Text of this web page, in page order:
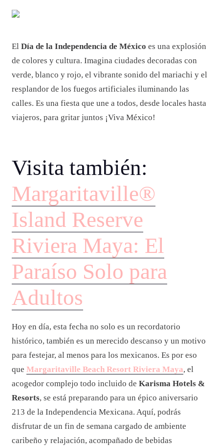
El Día de la Independencia de México es una explosión
de colores y cultura. Imagina ciudades decoradas con
verde, blanco y rojo, el vibrante sonido del mariachi y el
resplandor de los fuegos artificiales iluminando las
calles. Es una fiesta que une a todos, desde locales hasta
viajeros, para gritar juntos ¡Viva México!
Visita también:
Margaritaville®
Island Reserve
Riviera Maya: El
Paraíso Solo para
Adultos
Hoy en día, esta fecha no solo es un recordatorio
histórico, también es un merecido descanso y un motivo
para festejar, al menos para los mexicanos. Es por eso
que Margaritaville Beach Resort Riviera Maya, el
acogedor complejo todo incluido de Karisma Hotels &
Resorts, se está preparando para un épico aniversario
213 de la Independencia Mexicana. Aquí, podrás
disfrutar de un fin de semana cargado de ambiente
caribeño y relajación, acompañado de bebidas